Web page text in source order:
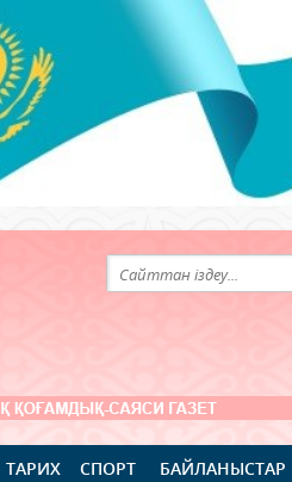
ТАРИХ СПОРТ БАЙЛАНЫСТАР